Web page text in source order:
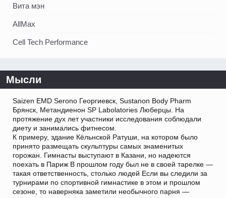
Вита мэн
AllMax
Cell Tech Performance
Мысли
Saizen EMD Serono Георгиевск, Sustanon Body Pharm
Брянск, Метандиенон SP Labolatories Люберцы. На
протяжение дух лет участники исследования соблюдали
диету и занимались фитнесом.
К примеру, здание Кёльнской Ратуши, на котором было
принято размещать скульптуры самых знаменитых
горожан. Гимнасты выступают в Казани, но надеются
поехать в Париж В прошлом году был не в своей тарелке —
такая ответственность, столько людей Если вы следили за
турнирами по спортивной гимнастике в этом и прошлом
сезоне, то наверняка заметили необычного парня —